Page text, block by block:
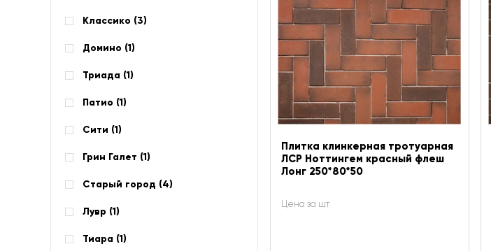
Классико (3)
Домино (1)
Триада (1)
Патио (1)
Сити (1)
Грин Галет (1)
Старый город (4)
Лувр (1)
Тиара (1)
Плитка клинкерная тротуарная
ЛСР Ноттингем красный флеш
Лонг 250*80*50
Цена за шт